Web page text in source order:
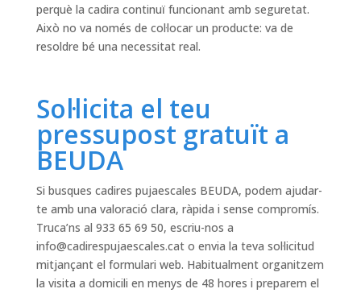
perquè la cadira continuï funcionant amb seguretat.
Això no va només de col·locar un producte: va de
resoldre bé una necessitat real.
Sol·licita el teu
pressupost gratuït a
BEUDA
Si busques cadires pujaescales BEUDA, podem ajudar-
te amb una valoració clara, ràpida i sense compromís.
Truca’ns al 933 65 69 50, escriu-nos a
info@cadirespujaescales.cato envia la teva sol·licitud
mitjançant el formulari web. Habitualment organitzem
la visita a domicili en menys de 48 hores i preparem el